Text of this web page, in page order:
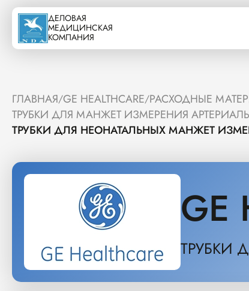
ДЕЛОВАЯ
МЕДИЦИНСКАЯ
КОМПАНИЯ
ГЛАВНАЯ/GE HEALTHCARE/РАСХОДНЫЕ
ТРУБКИ ДЛЯ МАНЖЕТ ИЗМЕРЕНИЯ
ТРУБКИ ДЛЯ НЕОНАТАЛЬНЫХ МАНЖЕТ
GE
ТРУБКИ